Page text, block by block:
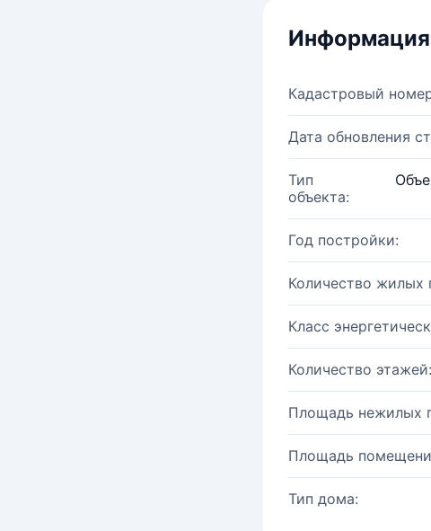
Кадастровый
Дата обновления
Тип
объекта:
Год постройки:
Количество жилых
Класс
Количество этажей:
Площадь нежилых
Площадь
Тип дома: